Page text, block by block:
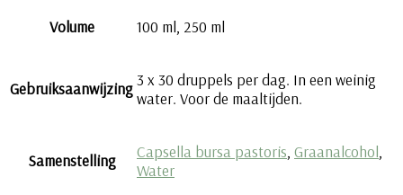
Volume 100 ml, 250 ml
Gebruiksaanwijzing3 x 30 druppels per dag. In een weinig
water. Voor de maaltijden.
Samenstelling Capsella bursa pastoris, Graanalcohol,
Water